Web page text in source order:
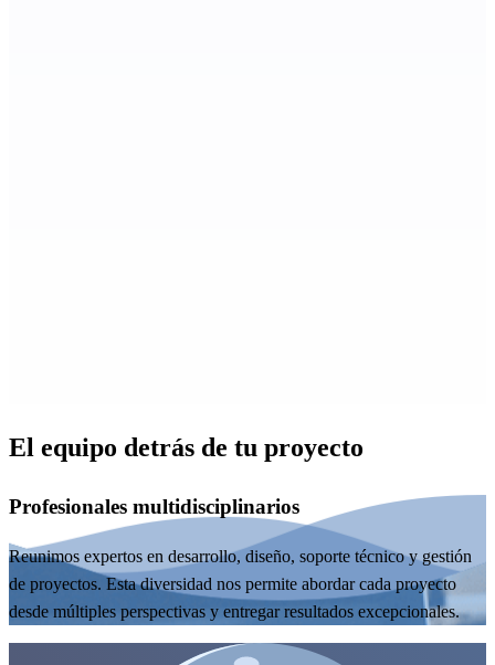
El equipo detrás de tu proyecto
Profesionales multidisciplinarios
Reunimos expertos en desarrollo, diseño, soporte técnico y gestión
de proyectos. Esta diversidad nos permite abordar cada proyecto
desde múltiples perspectivas y entregar resultados excepcionales.